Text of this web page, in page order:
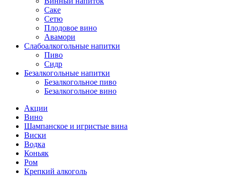
Саке
Сетю
Плодовое вино
Авамори
Слабоалкогольные напитки
Пиво
Сидр
Безалкогольные напитки
Безалкогольное пиво
Безалкогольное вино
Акции
Вино
Шампанское и игристые вина
Виски
Водка
Коньяк
Ром
Крепкий алкоголь